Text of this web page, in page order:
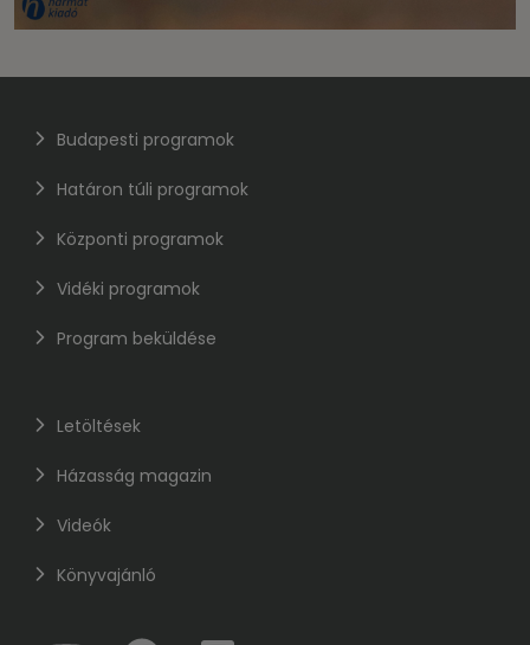
Budapesti programok
Határon túli programok
Központi programok
Vidéki programok
Program beküldése
Letöltések
Házasság magazin
Videók
Könyvajánló